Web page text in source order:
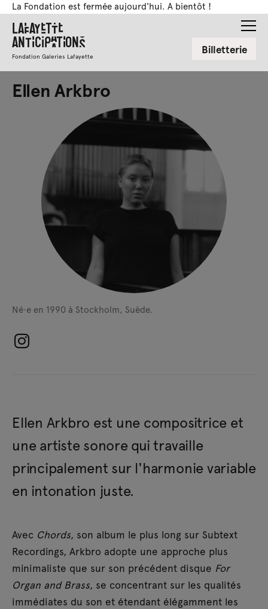
La Fondation est fermée aujourd'hui. A bientôt !
Lafayette
Anticipations
Fondation Galeries Lafayette Billetterie
Ellen Arkbro
Né·e en 1990 à Stockholm, Suède.
Ellen Arkbro est une compositrice et
une artiste sonore qui travaille
principalement sur l'harmonie variable
en intonation juste.
Avec Chords, son album le plus long sur Subtext
Recordings, Arkbro adopte une approche plus
minimaliste que sur son précédent disque For
Organ and Brass, se concentrant sur les qualités
immédiates du son et étendant élégamment les